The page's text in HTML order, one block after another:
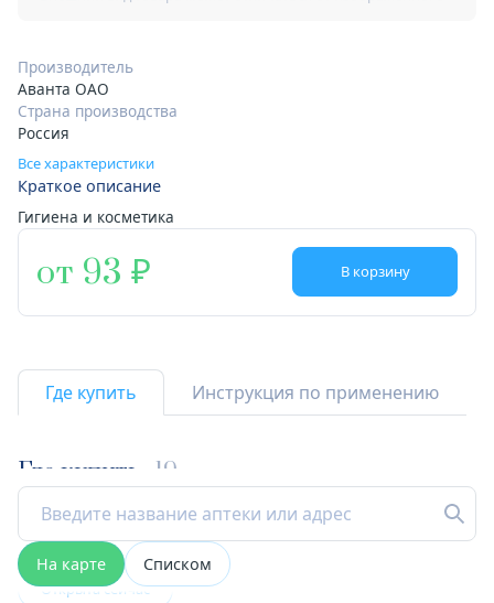
Производитель
Аванта ОАО
Страна производства
Россия
Все характеристики
Краткое описание
Гигиена и косметика
от 93 В корзину
Где купить Инструкция по применению
Где купить 19
На карте Списком
Открыта сейчас